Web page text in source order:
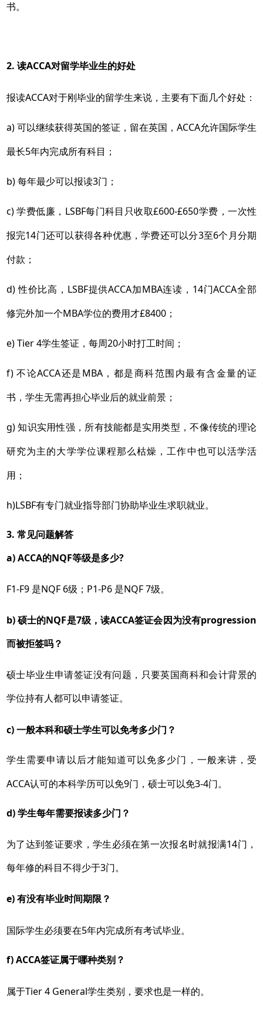
书。
2. 读ACCA对留学毕业生的好处
报读ACCA对于刚毕业的留学生来说，主要有下面几个好处：
a) 可以继续获得英国的签证，留在英国，ACCA允许国际学生
最长5年内完成所有科目；
b) 每年最少可以报读3门；
c) 学费低廉，LSBF每门科目只收取£600-£650学费，一次性
报完14门还可以获得各种优惠，学费还可以分3至6个月分期
付款；
d) 性价比高，LSBF提供ACCA加MBA连读，14门ACCA全部
修完外加一个MBA学位的费用才£8400；
e) Tier 4学生签证，每周20小时打工时间；
f) 不论ACCA还是MBA，都是商科范围内最有含金量的证
书，学生无需再担心毕业后的就业前景；
g) 知识实用性强，所有技能都是实用类型，不像传统的理论
研究为主的大学学位课程那么枯燥，工作中也可以活学活
用；
h)LSBF有专门就业指导部门协助毕业生求职就业。
3. 常见问题解答
a) ACCA的NQF等级是多少?
F1-F9 是NQF 6级；P1-P6 是NQF 7级。
b) 硕士的NQF是7级，读ACCA签证会因为没有progression
而被拒签吗？
硕士毕业生申请签证没有问题，只要英国商科和会计背景的
学位持有人都可以申请签证。
c) 一般本科和硕士学生可以免考多少门？
学生需要申请以后才能知道可以免多少门，一般来讲，受
ACCA认可的本科学历可以免9门，硕士可以免3-4门。
d) 学生每年需要报读多少门？
为了达到签证要求，学生必须在第一次报名时就报满14门，
每年修的科目不得少于3门。
e) 有没有毕业时间期限？
国际学生必须要在5年内完成所有考试毕业。
f) ACCA签证属于哪种类别？
属于Tier 4 General学生类别，要求也是一样的。